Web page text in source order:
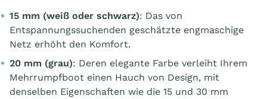
15 mm (weiß oder schwarz): Das von
Entspannungssuchenden geschätzte engmaschige
Netz erhöht den Komfort.
20 mm (grau): Deren elegante Farbe verleiht Ihrem
Mehrrumpfboot einen Hauch von Design, mit
denselben Eigenschaften wie die 15 und 30 mm